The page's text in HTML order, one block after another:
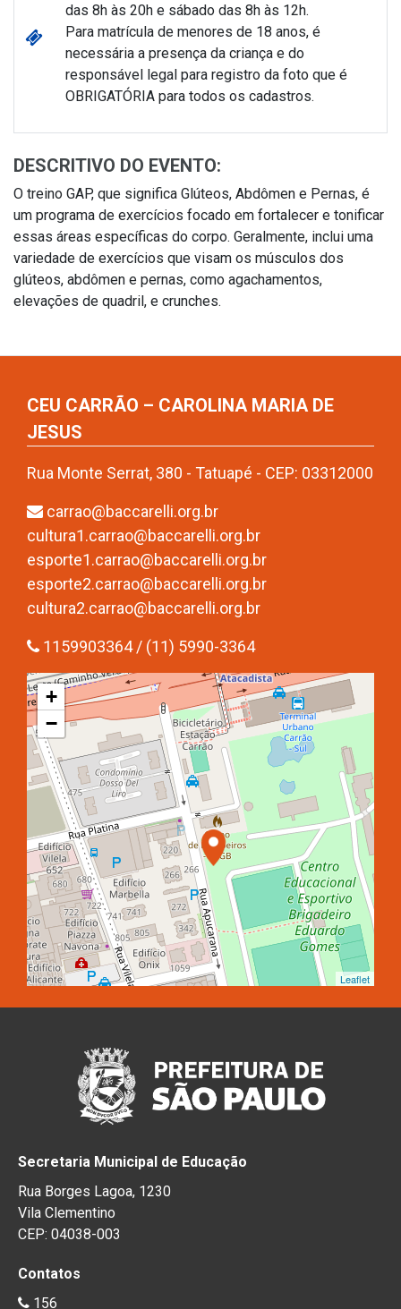
das 8h às 20h e sábado das 8h às 12h.
Para matrícula de menores de 18 anos, é
necessária a presença da criança e do
responsável legal para registro da foto que é
OBRIGATÓRIA para todos os cadastros.
DESCRITIVO DO EVENTO:
O treino GAP, que significa Glúteos, Abdômen e Pernas, é
um programa de exercícios focado em fortalecer e tonificar
essas áreas específicas do corpo. Geralmente, inclui uma
variedade de exercícios que visam os músculos dos
glúteos, abdômen e pernas, como agachamentos,
elevações de quadril, e crunches.
CEU CARRÃO – CAROLINA MARIA DE
JESUS
Rua Monte Serrat, 380 - Tatuapé - CEP: 03312000
carrao@baccarelli.org.br
cultura1.carrao@baccarelli.org.br
esporte1.carrao@baccarelli.org.br
esporte2.carrao@baccarelli.org.br
cultura2.carrao@baccarelli.org.br
1159903364 / (11) 5990-3364
+
−
Leaflet
Secretaria Municipal de Educação
Rua Borges Lagoa, 1230
Vila Clementino
CEP: 04038-003
Contatos
156